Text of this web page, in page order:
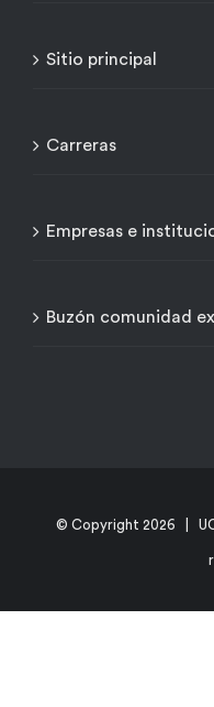
Sitio principal
Carreras
Empresas e
Buzón comunidad
© Copyright 2026 |